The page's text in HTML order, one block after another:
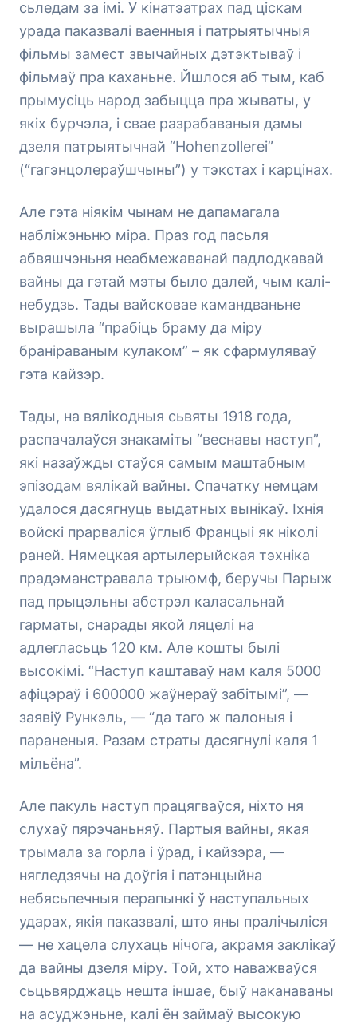
сьледам за імі. У кінатэатрах пад ціскам
урада паказвалі ваенныя і патрыятычныя
фільмы замест звычайных дэтэктываў і
фільмаў пра каханьне. Йшлося аб тым, каб
прымусіць народ забыцца пра жываты, у
якіх бурчэла, і свае разрабаваныя дамы
дзеля патрыятычнай “Hohenzollerei”
(“гагэнцолераўшчыны”) у тэкстах і карцінах.
Але гэта ніякім чынам не дапамагала
набліжэньню міра. Праз год пасьля
абвяшчэньня неабмежаванай падлодкавай
вайны да гэтай мэты было далей, чым калі-
небудзь. Тады вайсковае камандваньне
вырашыла “прабіць браму да міру
браніраваным кулаком” – як сфармуляваў
гэта кайзэр.
Тады, на вялікодныя сьвяты 1918 года,
распачалаўся знакаміты “веснавы наступ”,
які назаўжды стаўся самым маштабным
эпізодам вялікай вайны. Спачатку немцам
удалося дасягнуць выдатных вынікаў. Іхнія
войскі прарваліся ўглыб Францыі як ніколі
раней. Нямецкая артылерыйская тэхніка
прадэманстравала трыюмф, беручы Парыж
пад прыцэльны абстрэл каласальнай
гарматы, снарады якой ляцелі на
адлегласьць 120 км. Але кошты былі
высокімі. “Наступ каштаваў нам каля 5000
афіцэраў і 600000 жаўнераў забітымі”, —
заявіў Рункэль, — “да таго ж палоныя і
параненыя. Разам страты дасягнулі каля 1
мільёна”.
Але пакуль наступ працягваўся, ніхто ня
слухаў пярэчаньняў. Партыя вайны, якая
трымала за горла і ўрад, і кайзэра, —
нягледзячы на доўгія і патэнцыйна
небясьпечныя перапынкі ў наступальных
ударах, якія паказвалі, што яны пралічыліся
— не хацела слухаць нічога, акрамя заклікаў
да вайны дзеля міру. Той, хто наважваўся
сьцьвярджаць нешта іншае, быў наканаваны
на асуджэньне, калі ён займаў высокую